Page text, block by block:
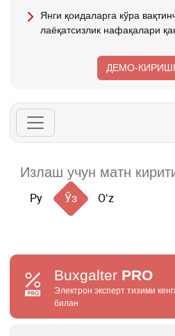
Янги қоидаларга кўра
лаёқатсизлик нафақалари
ДЕМО-
Ру Ўз Oʻz
Buxgalter PRO
Электрон эксперт тизими
билан